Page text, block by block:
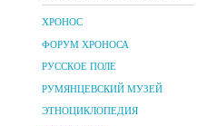
ХРОНОС
ФОРУМ ХРОНОСА
РУССКОЕ ПОЛЕ
РУМЯНЦЕВСКИЙ МУЗЕЙ
ЭТНОЦИКЛОПЕДИЯ